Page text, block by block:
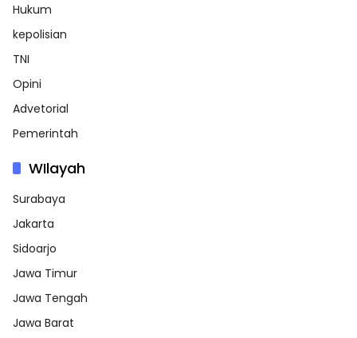
Hukum
kepolisian
TNI
Opini
Advetorial
Pemerintah
WIlayah
Surabaya
Jakarta
Sidoarjo
Jawa Timur
Jawa Tengah
Jawa Barat